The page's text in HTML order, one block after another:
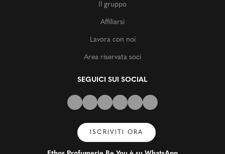
Il gruppo
Affiliarsi
Lavora con noi
Area riservata soci
SEGUICI SUI SOCIAL
ISCRIVITI ORA